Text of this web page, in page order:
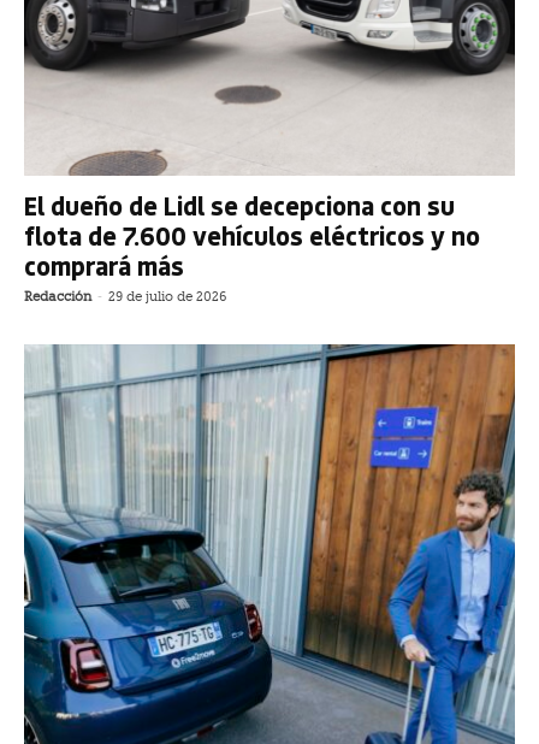
El dueño de Lidl se decepciona con su
flota de 7.600 vehículos eléctricos y no
comprará más
Redacción - 29 de julio de 2026